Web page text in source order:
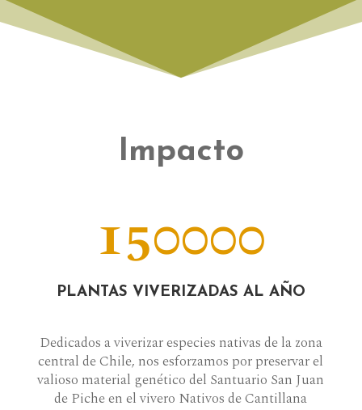
Impacto
150000
PLANTAS VIVERIZADAS AL AÑO
Dedicados a viverizar especies nativas de la zona
central de Chile, nos esforzamos por preservar el
valioso material genético del Santuario San Juan
de Piche en el vivero Nativos de Cantillana